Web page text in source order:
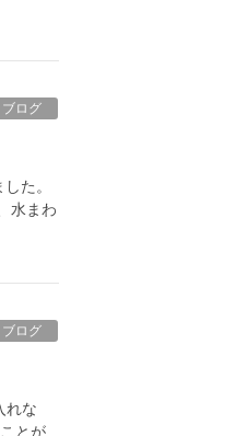
ブログ
た。
水まわ
ブログ
れな
とが